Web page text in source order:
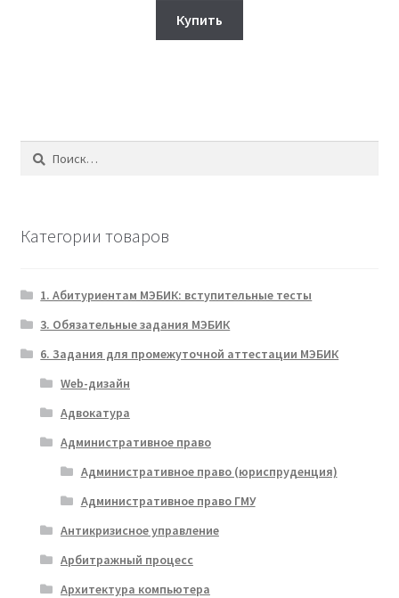
составляла
400₽.
Купить
Найти:
Категории товаров
1. Абитуриентам МЭБИК: вступительные тесты
3. Обязательные задания МЭБИК
6. Задания для промежуточной аттестации МЭБИК
Web-дизайн
Адвокатура
Административное право
Административное право (юриспруденция)
Административное право ГМУ
Антикризисное управление
Арбитражный процесс
Архитектура компьютера